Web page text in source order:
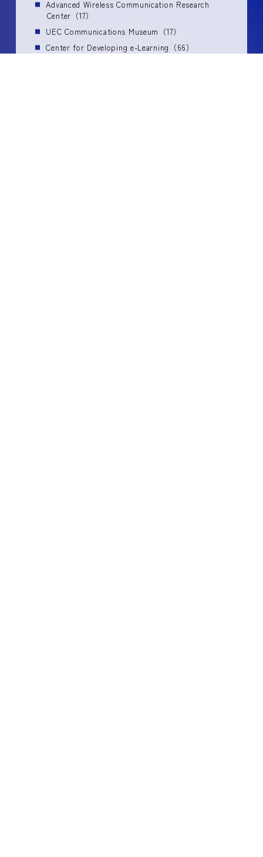
Advanced Wireless Communication Research
Center（17）
UEC Communications Museum（17）
Center for Developing e-Learning（66）